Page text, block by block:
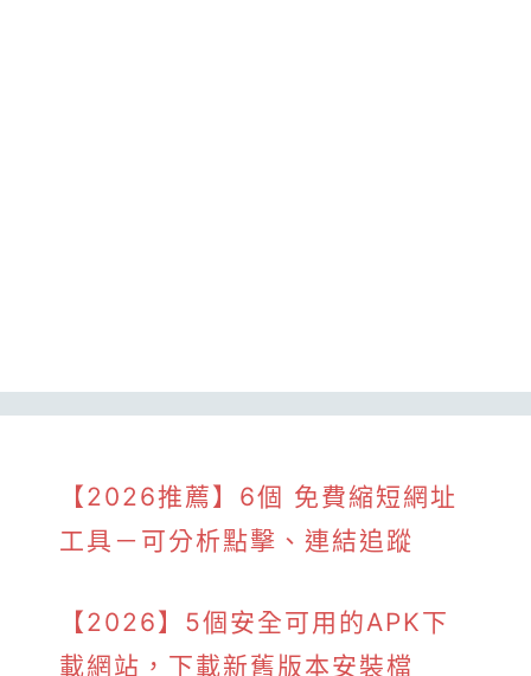
【2026推薦】6個 免費縮短網址
工具－可分析點擊、連結追蹤
【2026】5個安全可用的APK下
載網站，下載新舊版本安裝檔